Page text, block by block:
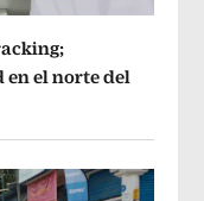
el norte del